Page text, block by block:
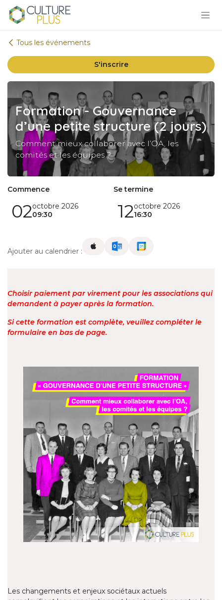
Se rendre au contenu
Tous les événements
S'inscrire
Formation - Gouvernance
d’une petite structure (2 jours)
Comment mieux collaborer avec l’OA, les
comités et les équipes ?
Commence
02octobre 2026
09:30
Se termine
12octobre 2026
16:30
Ajouter au calendrier :
Choisir paiement par virement pour les associations qui
demandent à payer après la formation.
Si cette formation est complète, veuillez compléter le
formulaire en bas de page.
Les changements et enjeux sociétaux actuels